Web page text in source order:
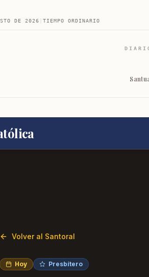
DE 2026 TIEMPO ORDINARIO
Volver al Santoral
Hoy Presbítero